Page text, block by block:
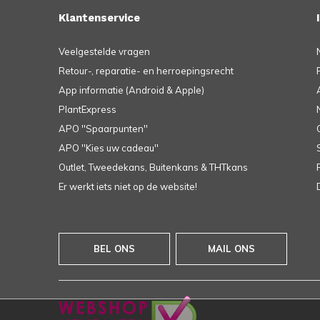
Klantenservice
Veelgestelde vragen
Retour-, reparatie- en herroepingsrecht
App informatie (Android & Apple)
PlantExpress
APO ''Spaarpunten''
APO ''Kies uw cadeau''
Outlet, Tweedekans, Buitenkans & THTkans
Er werkt iets niet op de website!
BEL ONS MAIL ONS